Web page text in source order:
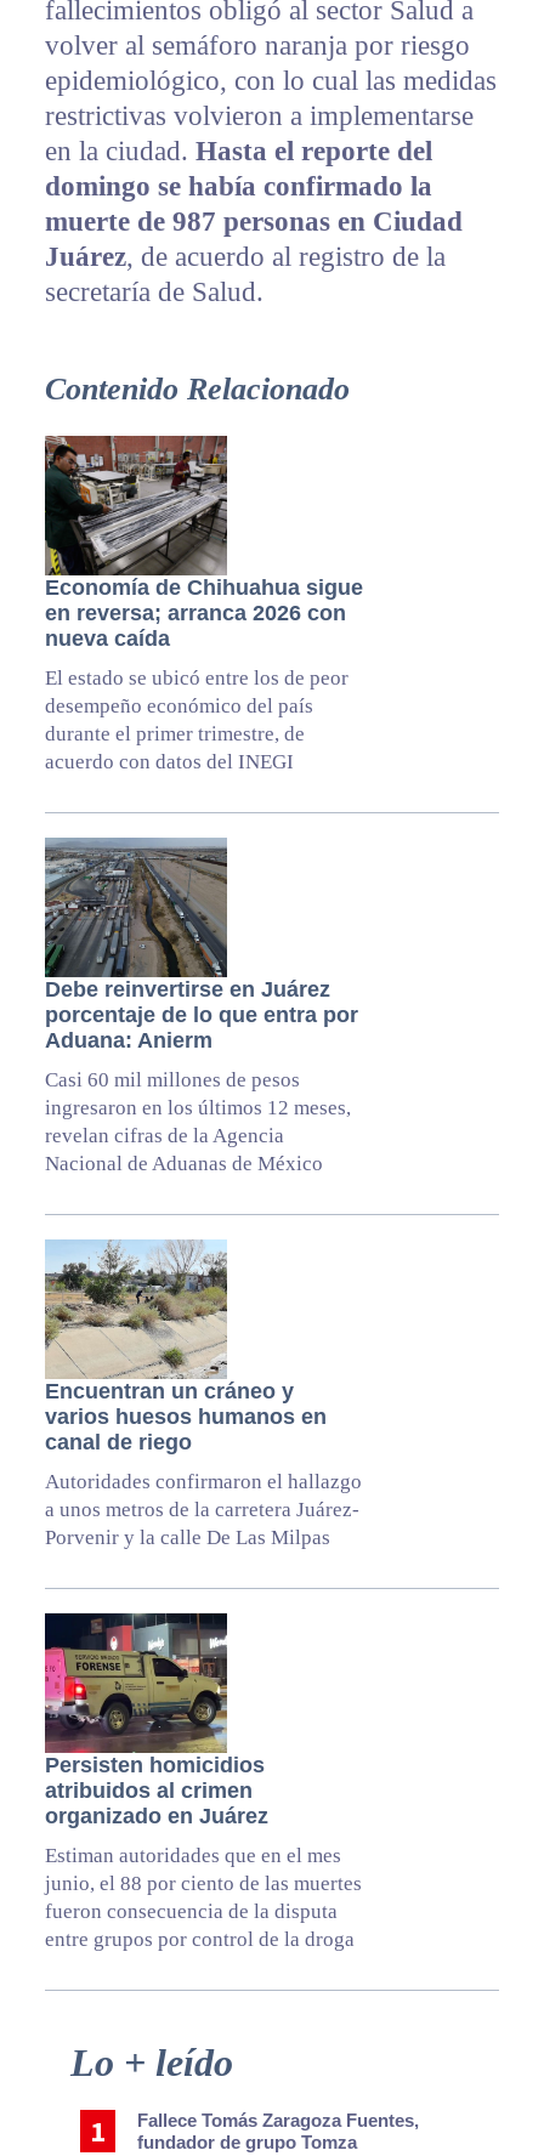
fallecimientos obligó al sector Salud a
volver al semáforo naranja por riesgo
epidemiológico, con lo cual las medidas
restrictivas volvieron a implementarse
en la ciudad. Hasta el reporte del
domingo se había confirmado la
muerte de 987 personas en Ciudad
Juárez, de acuerdo al registro de la
secretaría de Salud.
Contenido Relacionado
Economía de Chihuahua sigue
en reversa; arranca 2026 con
nueva caída
El estado se ubicó entre los de peor
desempeño económico del país
durante el primer trimestre, de
acuerdo con datos del INEGI
Debe reinvertirse en Juárez
porcentaje de lo que entra por
Aduana: Anierm
Casi 60 mil millones de pesos
ingresaron en los últimos 12 meses,
revelan cifras de la Agencia
Nacional de Aduanas de México
Encuentran un cráneo y
varios huesos humanos en
canal de riego
Autoridades confirmaron el hallazgo
a unos metros de la carretera Juárez-
Porvenir y la calle De Las Milpas
Persisten homicidios
atribuidos al crimen
organizado en Juárez
Estiman autoridades que en el mes
junio, el 88 por ciento de las muertes
fueron consecuencia de la disputa
entre grupos por control de la droga
Primary
Sidebar
Lo + leído
Fallece Tomás Zaragoza Fuentes,
fundador de grupo Tomza